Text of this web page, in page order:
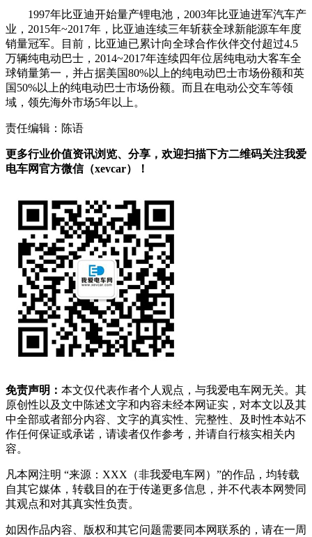
1997年比亚迪开始量产锂电池，2003年比亚迪进军汽车产
业，2015年~2017年，比亚迪连续三年斩获全球新能源车年度
销量冠军。目前，比亚迪已累计向全球合作伙伴交付超过4.5
万辆纯电动巴士，2014~2017年连续四年位居纯电动大客车全
球销量第一，并占据美国80%以上的纯电动巴士市场份额和英
国50%以上的纯电动巴士市场份额。而且在电动公交车等领
域，领先海外市场5年以上。
责任编辑：陈语
更多行业价值资讯浏览、分享，欢迎扫描下方二维码关注我爱
电车网官方微信（xevcar）！
免责声明： 本文仅代表作者个人观点，与我爱电车网无关。其
原创性以及文中陈述文字和内容未经本网证实，对本文以及其
中全部或者部分内容、文字的真实性、完整性、及时性本站不
作任何保证或承诺，请读者仅作参考，并请自行核实相关内
容。
凡本网注明 “来源：XXX（非我爱电车网）”的作品，均转载
自其它媒体，转载目的在于传递更多信息，并不代表本网赞同
其观点和对其真实性负责。
如因作品内容、版权和其它问题需要同本网联系的，请在一周